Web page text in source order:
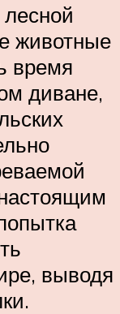
животные
время
диване,
выводя